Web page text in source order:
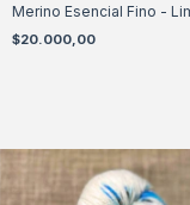
Merino Esencial Fino -
$20.000,00